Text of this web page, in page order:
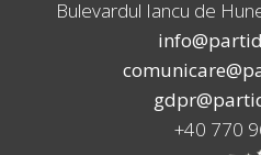
Bulevardul Iancu de
+40 770